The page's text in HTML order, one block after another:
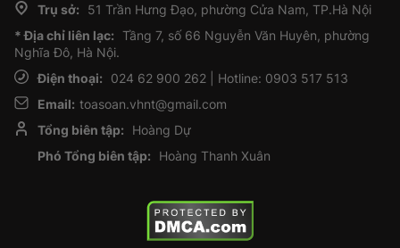
Trụ sở:
51 Trần Hưng Đạo, phường Cửa Nam, TP.Hà Nội
* Địa chỉ liên lạc: Tầng 7, số 66 Nguyễn Văn Huyên, phường
Nghĩa Đô, Hà Nội.
Điện thoại:
024 62 900 262 | Hotline: 0903 517 513
Email: toasoan.vhnt@gmail.com
Tổng biên tập:
Hoàng Dự
Phó Tổng biên tập:
Hoàng Thanh Xuân